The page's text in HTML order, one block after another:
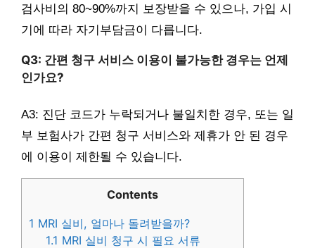
검사비의 80~90%까지 보장받을 수 있으나, 가입 시
기에 따라 자기부담금이 다릅니다.
Q3: 간편 청구 서비스 이용이 불가능한 경우는 언제
인가요?
A3: 진단 코드가 누락되거나 불일치한 경우, 또는 일
부 보험사가 간편 청구 서비스와 제휴가 안 된 경우
에 이용이 제한될 수 있습니다.
Contents
1 MRI 실비, 얼마나 돌려받을까?
1.1 MRI 실비 청구 시 필요 서류